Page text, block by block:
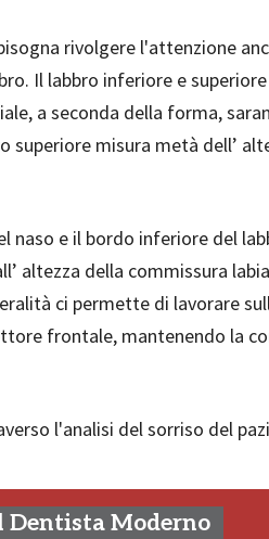
rivolgere l'attenzione
Il labbro inferiore e superiore
a seconda della forma,
superiore misura metà dell’
naso e il bordo inferiore del
altezza della commissura
ci permette di lavorare
frontale, mantenendo la
l'analisi del sorriso del
Dentista Moderno